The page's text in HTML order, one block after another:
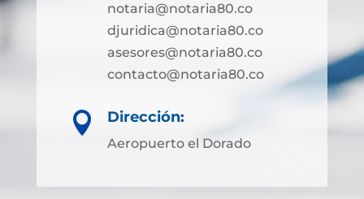
notaria@notaria80.co
djuridica@notaria80.co
asesores@notaria80.co
contacto@notaria80.co ​
 Dirección:
Aeropuerto el Dorado